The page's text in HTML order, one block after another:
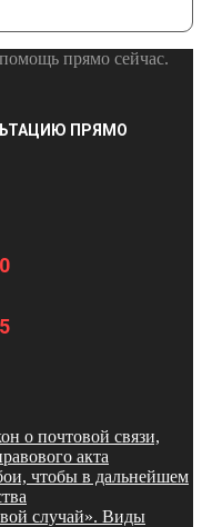
прямо сейчас.
ПРЯМО
о почтовой связи,
акта
чтобы в дальнейшем
случай». Виды